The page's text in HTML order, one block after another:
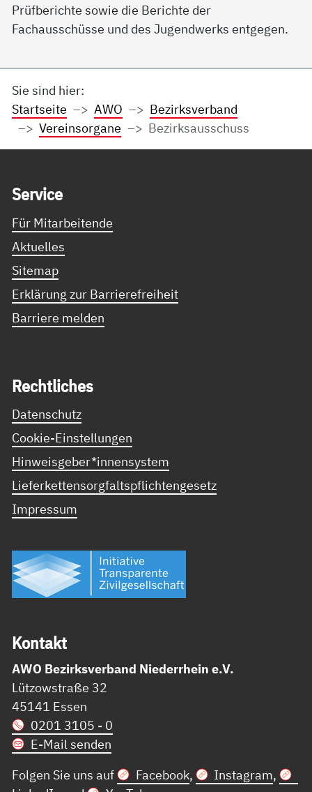
Prüfberichte sowie die Berichte der
Fachausschüsse und des Jugendwerks entgegen.
Sie sind hier:
Startseite
AWO
Bezirksverband
Vereinsorgane
Bezirksausschuss
Ser­vice
Für Mitarbeitende
Aktuelles
Sitemap
Erklärung zur Barrierefreiheit
Barriere melden
Recht­li­ches
Datenschutz
Cookie-Einstellungen
Hinweisgeber*innensystem
Lieferkettensorgfaltspflichtengesetz
Impressum
Kon­takt
AWO Bezirksverband Niederrhein e.V.
Lützowstraße 32
45141 Essen
0201 3105 - 0
E-Mail senden
Folgen Sie uns auf
Facebook, Instagram,